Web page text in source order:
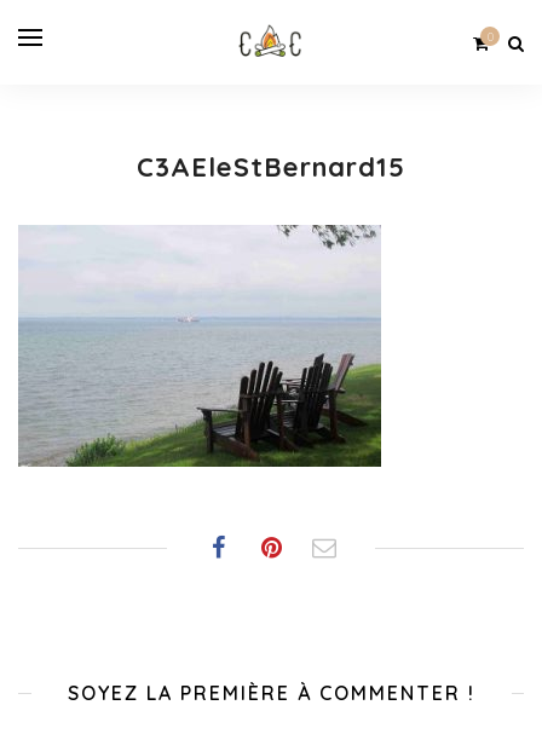
0
C3AEleStBernard15
SOYEZ LA PREMIÈRE À COMMENTER !